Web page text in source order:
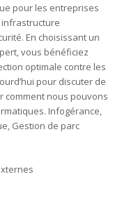
pour les entreprises
En choisissant un
vous bénéficiez
optimale contre les
pour discuter de
comment nous pouvons
Infogérance,
Gestion de parc